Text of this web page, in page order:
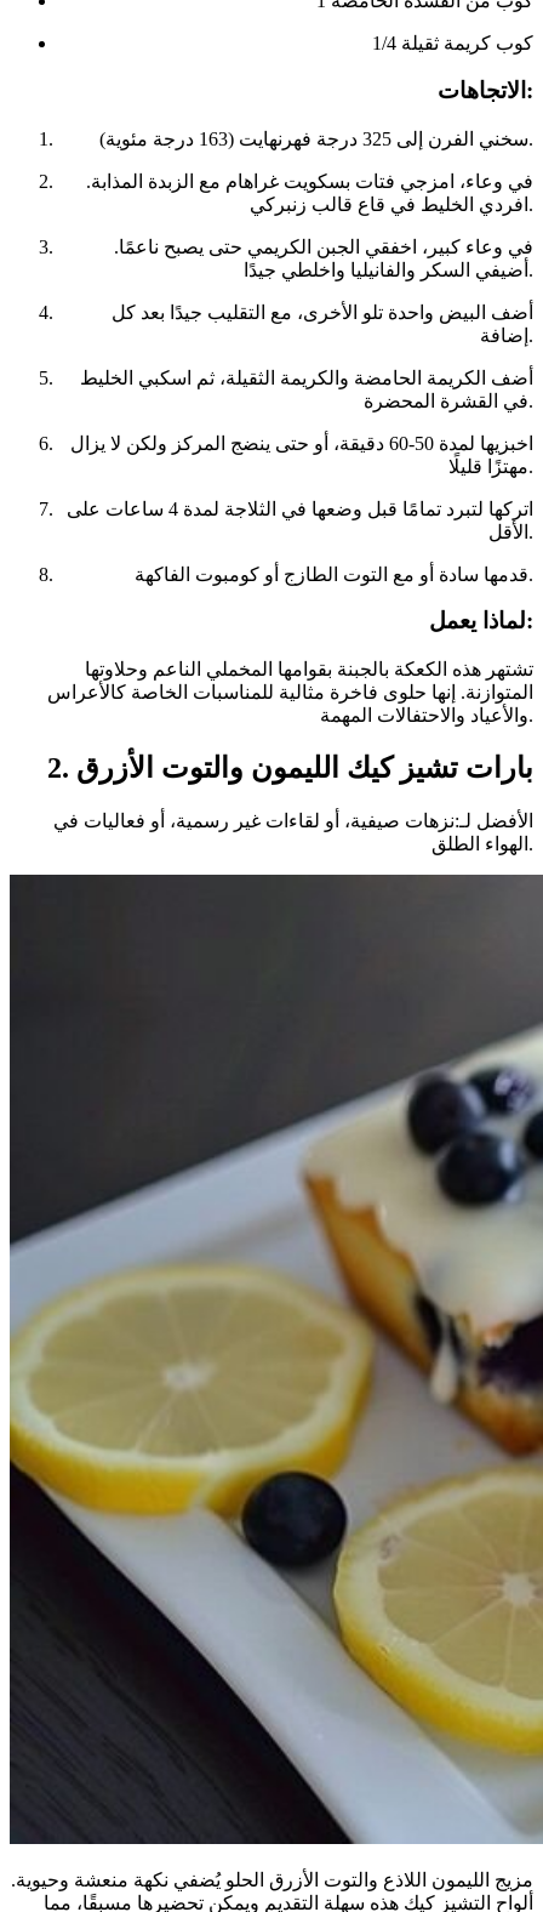
1/4 كوب كريمة ثقيلة
الاتجاهات:
سخني الفرن إلى 325 درجة فهرنهايت (163 درجة مئوية).
في وعاء، امزجي فتات بسكويت غراهام مع الزبدة المذابة.
افردي الخليط في قاع قالب زنبركي.
في وعاء كبير، اخفقي الجبن الكريمي حتى يصبح ناعمًا.
أضيفي السكر والفانيليا واخلطي جيدًا.
أضف البيض واحدة تلو الأخرى، مع التقليب جيدًا بعد كل
إضافة.
أضف الكريمة الحامضة والكريمة الثقيلة، ثم اسكبي الخليط
في القشرة المحضرة.
اخبزيها لمدة 50-60 دقيقة، أو حتى ينضج المركز ولكن لا يزال
مهتزًا قليلًا.
اتركها لتبرد تمامًا قبل وضعها في الثلاجة لمدة 4 ساعات على
الأقل.
قدمها سادة أو مع التوت الطازج أو كومبوت الفاكهة.
لماذا يعمل:
تشتهر هذه الكعكة بالجبنة بقوامها المخملي الناعم وحلاوتها
المتوازنة. إنها حلوى فاخرة مثالية للمناسبات الخاصة كالأعراس
والأعياد والاحتفالات المهمة.
2. بارات تشيز كيك الليمون والتوت الأزرق
الأفضل لـ:نزهات صيفية، أو لقاءات غير رسمية، أو فعاليات في
الهواء الطلق.
مزيج الليمون اللاذع والتوت الأزرق الحلو يُضفي نكهة منعشة وحيوية.
ألواح التشيز كيك هذه سهلة التقديم ويمكن تحضيرها مسبقًا، مما